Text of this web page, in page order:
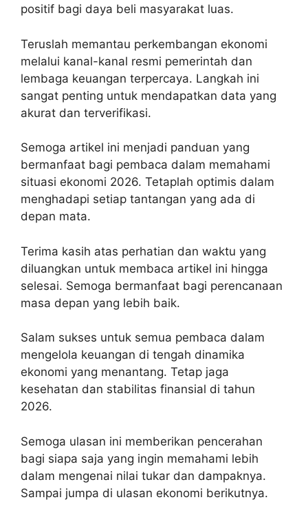
positif bagi daya beli masyarakat luas.
Teruslah memantau perkembangan ekonomi
melalui kanal-kanal resmi pemerintah dan
lembaga keuangan terpercaya. Langkah ini
sangat penting untuk mendapatkan data yang
akurat dan terverifikasi.
Semoga artikel ini menjadi panduan yang
bermanfaat bagi pembaca dalam memahami
situasi ekonomi 2026. Tetaplah optimis dalam
menghadapi setiap tantangan yang ada di
depan mata.
Terima kasih atas perhatian dan waktu yang
diluangkan untuk membaca artikel ini hingga
selesai. Semoga bermanfaat bagi perencanaan
masa depan yang lebih baik.
Salam sukses untuk semua pembaca dalam
mengelola keuangan di tengah dinamika
ekonomi yang menantang. Tetap jaga
kesehatan dan stabilitas finansial di tahun
2026.
Semoga ulasan ini memberikan pencerahan
bagi siapa saja yang ingin memahami lebih
dalam mengenai nilai tukar dan dampaknya.
Sampai jumpa di ulasan ekonomi berikutnya.